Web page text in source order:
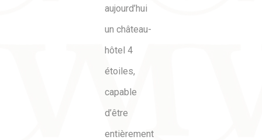
aujourd’hui
un château-
hôtel 4
étoiles,
capable
d’être
entièrement